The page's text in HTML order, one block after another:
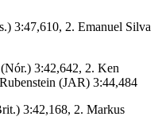
3:47,610, 2. Emanuel Silva
3:42,642, 2. Ken
(JAR) 3:44,484
3:42,168, 2. Markus